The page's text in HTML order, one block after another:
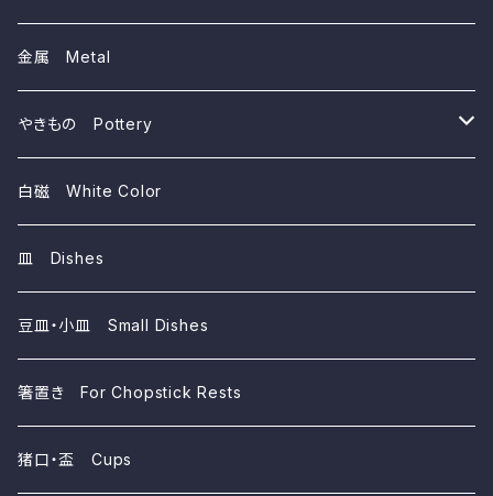
~3,000yen
~1,000yen
金属 Metal
やきもの Pottery
磁器 Porcelains
陶器 Ceramics
白磁 White Color
皿 Dishes
豆皿・小皿 Small Dishes
箸置き For Chopstick Rests
猪口・盃 Cups